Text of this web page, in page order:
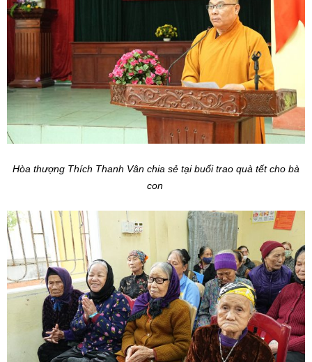
Hòa thượng Thích Thanh Vân chia sẻ tại buổi trao quà tết cho bà
con